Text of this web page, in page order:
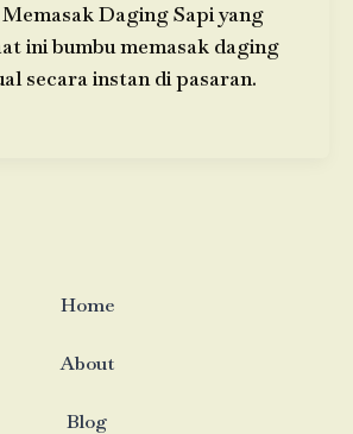
Daging Sapi yang
ini bumbu memasak daging
secara instan di pasaran.
Home
About
Blog